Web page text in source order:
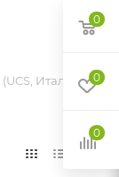
Италия)
0
0
0